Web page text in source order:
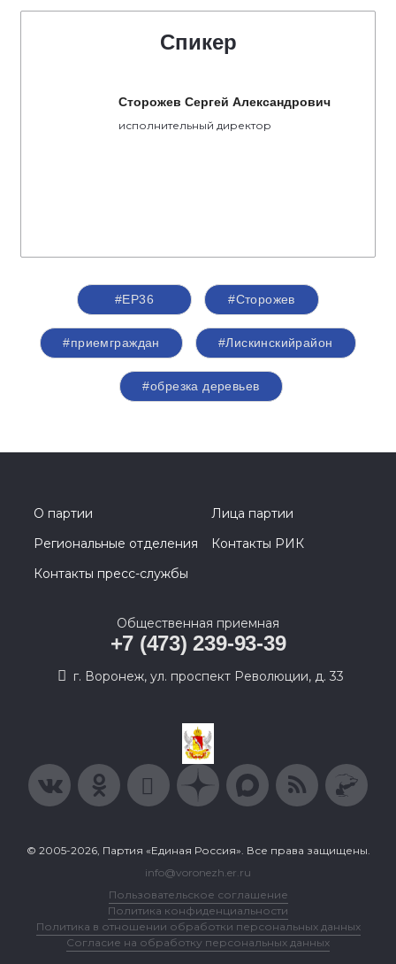
Спикер
Сторожев Сергей Александрович
исполнительный директор
#ЕР36 #Сторожев
#приемграждан #Лискинскийрайон
#обрезка деревьев
О партии
Лица партии
Региональные отделения
Контакты РИК
Контакты пресс-службы
Общественная приемная
+7 (473) 239-93-39
г. Воронеж, ул. проспект Революции, д. 33
© 2005-2026, Партия «Единая Россия». Все права защищены.
info@voronezh.er.ru
Пользовательское соглашение
Политика конфиденциальности
Политика в отношении обработки персональных данных
Согласие на обработку персональных данных